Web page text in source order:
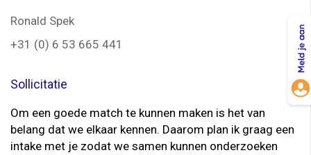
Ronald Spek
+31 (0) 6 53 665 441
Sollicitatie
Om een goede match te kunnen maken is het van
belang dat we elkaar kennen. Daarom plan ik graag een
intake met je zodat we samen kunnen onderzoeken